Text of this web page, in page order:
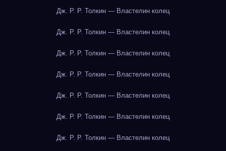
Дж. Р. Р. Толкин — Властелин колец
Дж. Р. Р. Толкин — Властелин колец
Дж. Р. Р. Толкин — Властелин колец
Дж. Р. Р. Толкин — Властелин колец
Дж. Р. Р. Толкин — Властелин колец
Дж. Р. Р. Толкин — Властелин колец
Дж. Р. Р. Толкин — Властелин колец